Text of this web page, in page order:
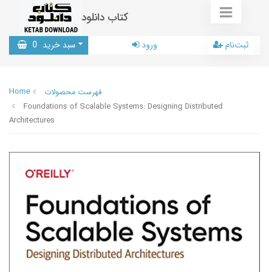
کتاب دانلود
سبد خرید 0 ورود ثبت‌نام
Home
فهرست محصولات
Foundations of Scalable Systems: Designing Distributed
Architectures